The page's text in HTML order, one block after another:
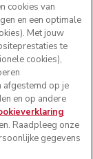
cookies van
en een optimale
Met jouw
te
cookies),
afgestemd op je
en op andere
Raadpleeg onze
gegevens